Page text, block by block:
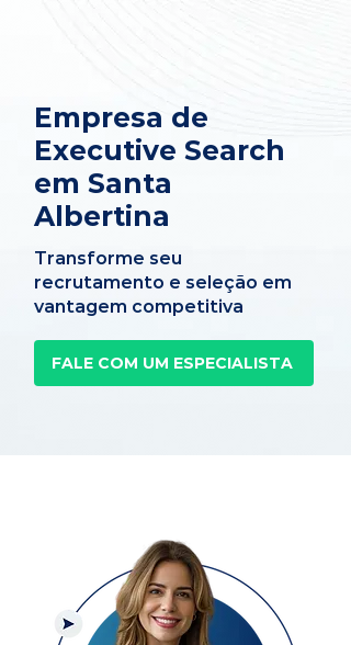
Empresa de
Executive Search
em Santa
Albertina
Transforme seu
recrutamento e seleção em
vantagem competitiva
FALE COM UM ESPECIALISTA